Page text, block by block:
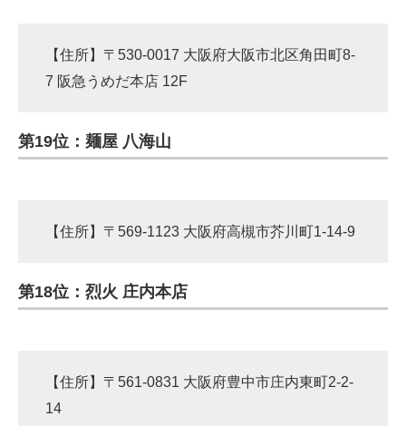
【住所】〒530-0017 大阪府大阪市北区角田町8-
7 阪急うめだ本店 12F
第19位：麺屋 八海山
【住所】〒569-1123 大阪府高槻市芥川町1-14-9
第18位：烈火 庄内本店
【住所】〒561-0831 大阪府豊中市庄内東町2-2-
14